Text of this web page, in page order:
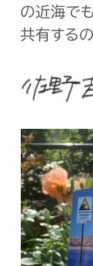
の近海で
共有する